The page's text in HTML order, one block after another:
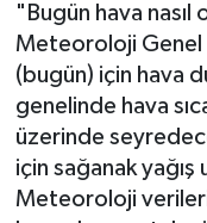
"Bugün hava nasıl
Meteoroloji Genel
(bugün) için hava
genelinde hava
üzerinde
için sağanak yağış
Meteoroloji
Haber Arşivi